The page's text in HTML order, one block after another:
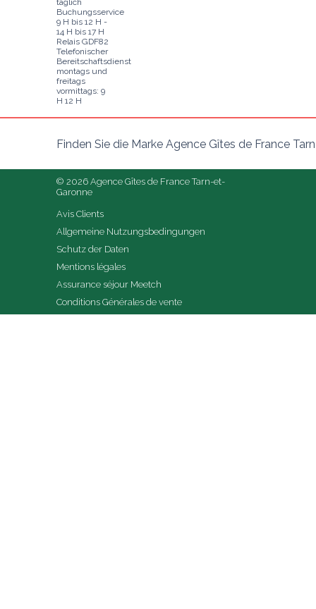
täglich
Buchungsservice
9 H bis 12 H -
14 H bis 17 H
Relais GDF82
Telefonischer
Bereitschaftsdienst
montags und
freitags
vormittags: 9
H 12 H
Finden Sie die Marke Agence Gîtes de France
© 2026 Agence Gîtes de France Tarn-et-
Garonne
Avis Clients
Allgemeine Nutzungsbedingungen
Schutz der Daten
Mentions légales
Assurance séjour Meetch
Conditions Générales de vente